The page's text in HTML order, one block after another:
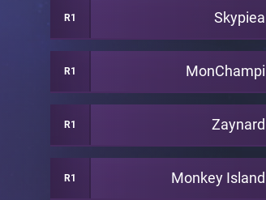
R1 Skypiea
R1 MonChampi
R1 Zaynard
R1 Monkey Island